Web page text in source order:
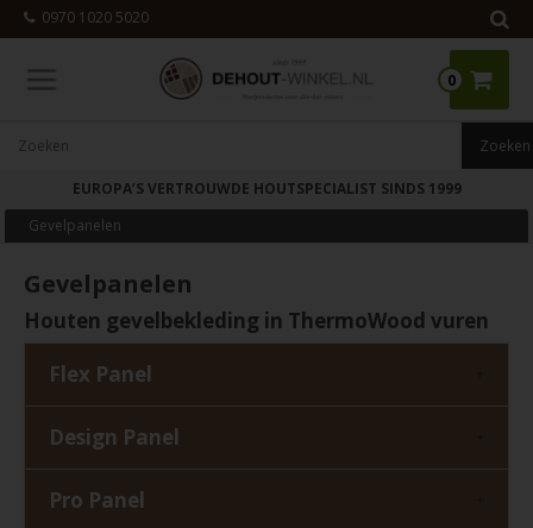
0970 1020 5020
0
EUROPA’S VERTROUWDE HOUTSPECIALIST SINDS 1999
Gevelpanelen
Gevelpanelen
Houten gevelbekleding in ThermoWood vuren
Flex Panel
Design Panel
Pro Panel